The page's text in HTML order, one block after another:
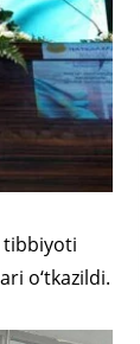
tibbiyoti
o‘tkazildi.